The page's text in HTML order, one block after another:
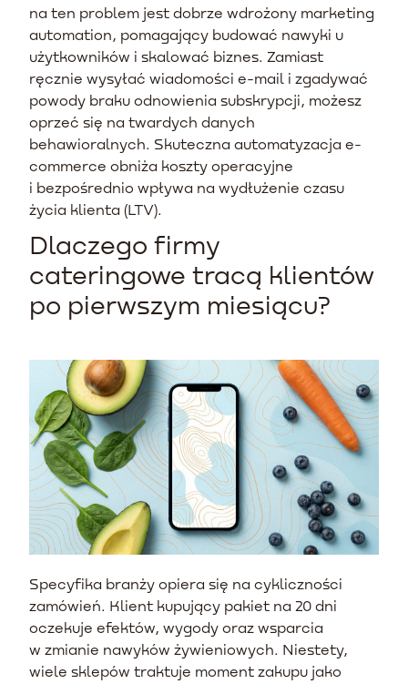
na ten problem jest dobrze wdrożony marketing
automation, pomagający budować nawyki u
użytkowników i skalować biznes. Zamiast
ręcznie wysyłać wiadomości e-mail i zgadywać
powody braku odnowienia subskrypcji, możesz
oprzeć się na twardych danych
behawioralnych. Skuteczna automatyzacja e-
commerce obniża koszty operacyjne
i bezpośrednio wpływa na wydłużenie czasu
życia klienta (LTV).
Dlaczego firmy
cateringowe tracą klientów
po pierwszym miesiącu?
Specyfika branży opiera się na cykliczności
zamówień. Klient kupujący pakiet na 20 dni
oczekuje efektów, wygody oraz wsparcia
w zmianie nawyków żywieniowych. Niestety,
wiele sklepów traktuje moment zakupu jako